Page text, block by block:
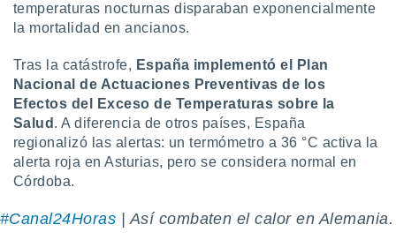
temperaturas nocturnas disparaban exponencialmente
la mortalidad en ancianos.
Tras la catástrofe, España implementó el
Plan
Nacional de Actuaciones Preventivas de los
Efectos del Exceso de Temperaturas sobre la
Salud . A diferencia de otros países, España
regionalizó las alertas: un termómetro a 36 °C activa la
alerta roja en Asturias, pero se considera normal en
Córdoba.
#Canal24Horas | Así combaten el calor en Alemania.